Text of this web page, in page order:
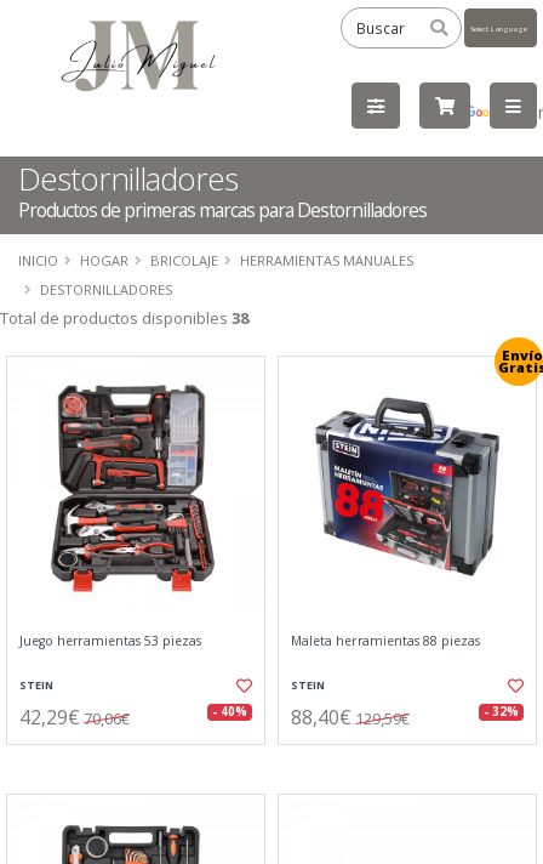
by
Destornilladores
Productos de primeras marcas para Destornilladores
INICIO HOGAR BRICOLAJE
HERRAMIENTAS MANUALES
DESTORNILLADORES
Total de productos disponibles 38
Juego herramientas 53 piezas
STEIN
42,29€ 70,06€ - 40%
Envío
Maleta herramientas 88 piezas
STEIN
88,40€ 129,59€ - 32%